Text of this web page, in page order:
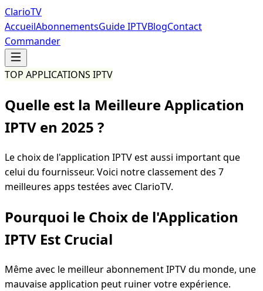
ClarioTV
AccueilAbonnementsGuide IPTVBlogContact
Commander
TOP APPLICATIONS IPTV
Quelle est la MeilleureApplication
IPTV en 2025 ?
Le choix de l'application IPTV est aussi important que
celui du fournisseur. Voici notre classement des 7
meilleures apps testées avec ClarioTV.
Pourquoi le Choix de l'Application
IPTV Est Crucial
Même avec le meilleur abonnement IPTV du monde, une
mauvaise application peut ruiner votre expérience.